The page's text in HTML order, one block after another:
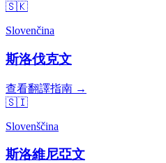
🇸🇰
Slovenčina
斯洛伐克文
查看翻譯指南 →
🇸🇮
Slovenščina
斯洛維尼亞文